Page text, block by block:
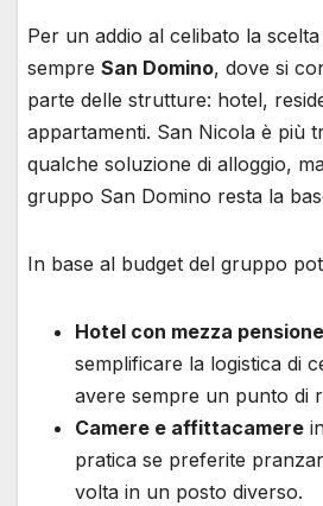
Per un addio al celibato la
sempre San Domino, dove si
parte delle strutture: hotel,
appartamenti. San Nicola è più
qualche soluzione di alloggio,
gruppo San Domino resta la
In base al budget del gruppo
Hotel con mezza pensione
semplificare la logistica di
avere sempre un punto di
Camere e affittacamere
pratica se preferite
volta in un posto diverso.